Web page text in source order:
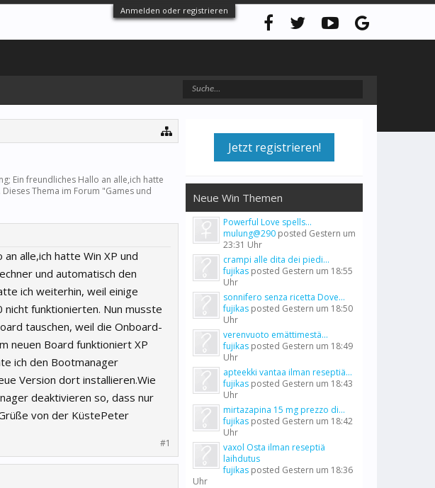
Anmelden oder registrieren
Ein freundliches Hallo an alle,ich hatte
Thema im Forum "Games und
an alle,ich hatte Win XP und
und automatisch den
ich weiterhin, weil einige
funktionierten. Nun musste
tauschen, weil die Onboard-
neuen Board funktioniert XP
ich den Bootmanager
Version dort installieren.Wie
deaktivieren so, dass nur
von der KüstePeter
#1
Jetzt registrieren!
Neue Win Themen
Powerful Love spells...
mulung@290 posted Gestern um
23:31 Uhr
crampi alle dita dei piedi...
fujikas posted Gestern um 18:55
Uhr
sonnifero senza ricetta Dove...
fujikas posted Gestern um 18:50
Uhr
verenvuoto emättimestä...
fujikas posted Gestern um 18:49
Uhr
apteekki vantaa ilman reseptiä...
fujikas posted Gestern um 18:43
Uhr
mirtazapina 15 mg prezzo di...
fujikas posted Gestern um 18:42
Uhr
vaxol Osta ilman reseptiä
laihdutus
fujikas posted Gestern um 18:36
Uhr